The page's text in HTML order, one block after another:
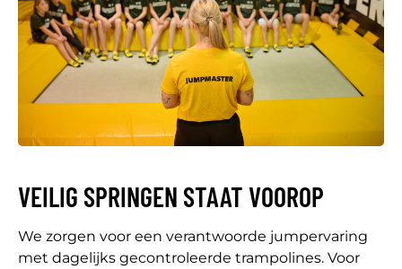
VEILIG SPRINGEN STAAT VOOROP
We zorgen voor een verantwoorde jumpervaring
met dagelijks gecontroleerde trampolines. Voor